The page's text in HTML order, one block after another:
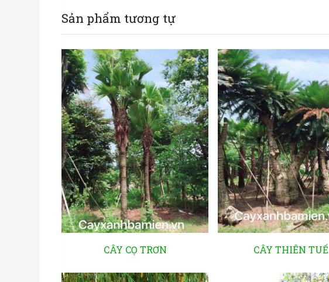
Sản phẩm tương tự
CÂY CỌ TRƠN CÂY THIÊN TUẾ